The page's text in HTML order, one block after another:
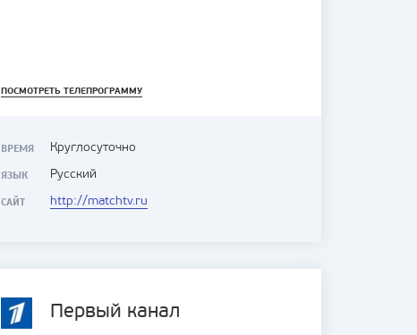
ПОСМОТРЕТЬ ТЕЛЕПРОГРАММУ
ВРЕМЯ Круглосуточно
ЯЗЫК Русский
САЙТ http://matchtv.ru
Первый канал